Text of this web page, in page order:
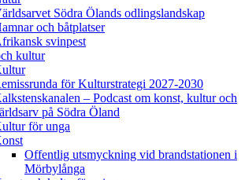
Södra Ölands odlingslandskap
och båtplatser
svinpest
kultur
för Kulturstrategi 2027-2030
– Podcast om konst, kultur och
på Södra Öland
för unga
Offentlig utsmyckning vid brandstationen i
Mörbylånga